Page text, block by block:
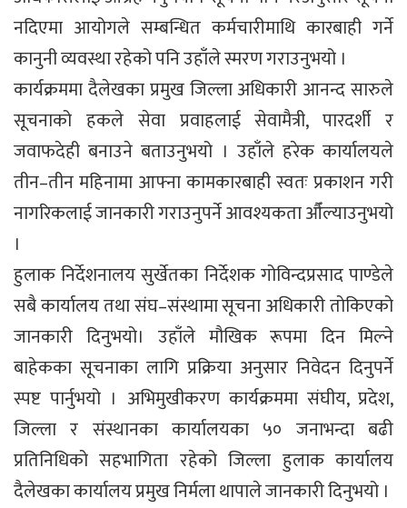
नदिएमा आयोगले सम्बन्धित कर्मचारीमाथि कारबाही गर्ने
कानुनी व्यवस्था रहेको पनि उहाँले स्मरण गराउनुभयो ।
कार्यक्रममा दैलेखका प्रमुख जिल्ला अधिकारी आनन्द सारुले
सूचनाको हकले सेवा प्रवाहलाई सेवामैत्री, पारदर्शी र
जवाफदेही बनाउने बताउनुभयो । उहाँले हरेक कार्यालयले
तीन–तीन महिनामा आफ्ना कामकारबाही स्वतः प्रकाशन गरी
नागरिकलाई जानकारी गराउनुपर्ने आवश्यकता औँल्याउनुभयो
।
हुलाक निर्देशनालय सुर्खेतका निर्देशक गोविन्दप्रसाद पाण्डेले
सबै कार्यालय तथा संघ–संस्थामा सूचना अधिकारी तोकिएको
जानकारी दिनुभयो। उहाँले मौखिक रूपमा दिन मिल्ने
बाहेकका सूचनाका लागि प्रक्रिया अनुसार निवेदन दिनुपर्ने
स्पष्ट पार्नुभयो । अभिमुखीकरण कार्यक्रममा संघीय, प्रदेश,
जिल्ला र संस्थानका कार्यालयका ५० जनाभन्दा बढी
प्रतिनिधिको सहभागिता रहेको जिल्ला हुलाक कार्यालय
दैलेखका कार्यालय प्रमुख निर्मला थापाले जानकारी दिनुभयो ।